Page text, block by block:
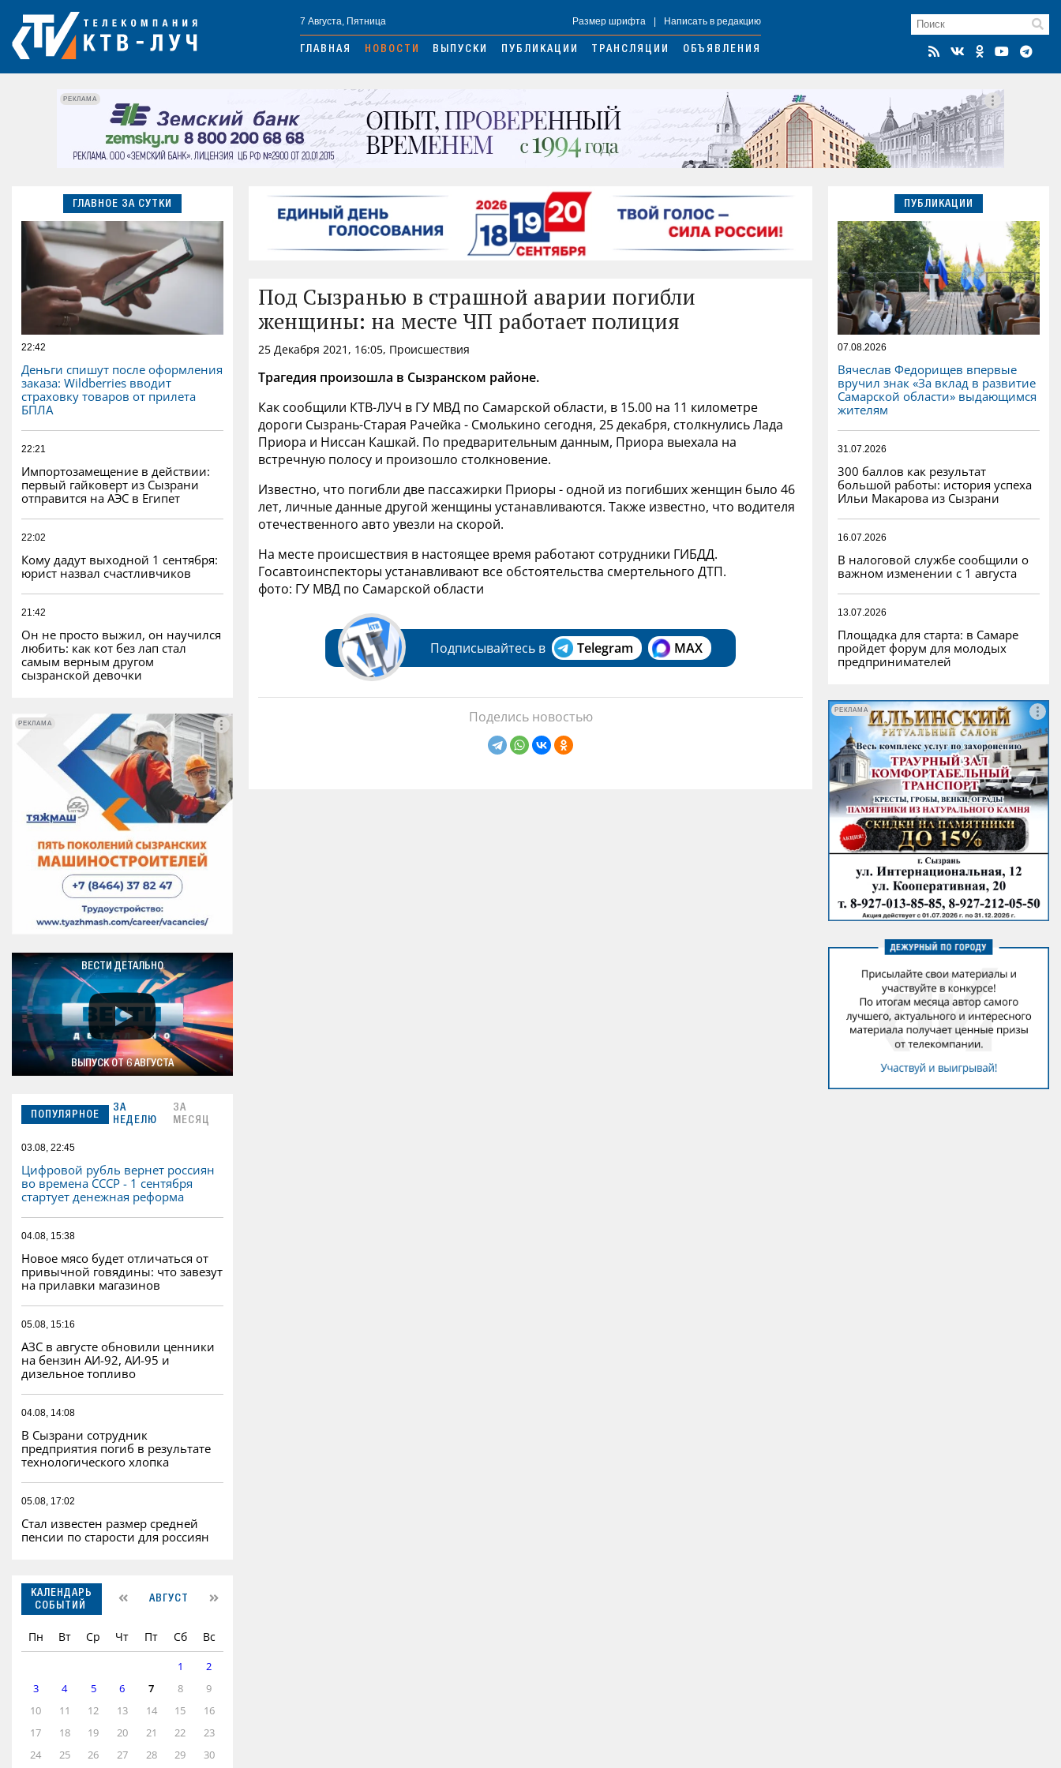
7 Августа, Пятница Размер шрифта Написать в редакцию
ГЛАВНАЯ НОВОСТИ ВЫПУСКИ ПУБЛИКАЦИИ ТРАНСЛЯЦИИ ОБЪЯВЛЕНИЯ
РЕКЛАМА
ГЛАВНОЕ ЗА СУТКИ
22:42
Деньги спишут после оформления
заказа: Wildberries вводит
страховку товаров от прилета
БПЛА
22:21
Импортозамещение в действии:
первый гайковерт из Сызрани
отправится на АЭС в Египет
22:02
Кому дадут выходной 1 сентября:
юрист назвал счастливчиков
21:42
Он не просто выжил, он научился
любить: как кот без лап стал
самым верным другом
сызранской девочки
РЕКЛАМА РЕКЛАМА
ВЕСТИ ДЕТАЛЬНО
ВЫПУСК ОТ 6 АВГУСТА
ПОПУЛЯРНОЕ
ЗА
НЕДЕЛЮ
ЗА
МЕСЯЦ
03.08, 22:45
Цифровой рубль вернет россиян
во времена СССР - 1 сентября
стартует денежная реформа
04.08, 15:38
Новое мясо будет отличаться от
привычной говядины: что завезут
на прилавки магазинов
05.08, 15:16
АЗС в августе обновили ценники
на бензин АИ-92, АИ-95 и
дизельное топливо
04.08, 14:08
В Сызрани сотрудник
предприятия погиб в результате
технологического хлопка
05.08, 17:02
Стал известен размер средней
пенсии по старости для россиян
КАЛЕНДАРЬ
СОБЫТИЙ
АВГУСТ
Пн Вт Ср Чт Пт Сб Вс
1
2
3
4 5 6 7 8
9
10
11 12 13 14 15
16
17
18 19 20 21 22
23
24
25 26 27 28 29 30
Под Сызранью в страшной аварии погибли
женщины: на месте ЧП работает полиция
25 Декабря 2021, 16:05, Происшествия
Трагедия произошла в Сызранском районе.
Как сообщили КТВ-ЛУЧ в ГУ МВД по Самарской области, в 15.00 на 11 километре
дороги Сызрань-Старая Рачейка - Смолькино сегодня, 25 декабря, столкнулись Лада
Приора и Ниссан Кашкай. По предварительным данным, Приора выехала на
встречную полосу и произошло столкновение.
Известно, что погибли две пассажирки Приоры - одной из погибших женщин было 46
лет, личные данные другой женщины устанавливаются. Также известно, что водителя
отечественного авто увезли на скорой.
На месте происшествия в настоящее время работают сотрудники ГИБДД.
Госавтоинспекторы устанавливают все обстоятельства смертельного ДТП.
фото: ГУ МВД по Самарской области
Подписывайтесь в Telegram MAX
Поделись новостью
ПУБЛИКАЦИИ
07.08.2026
Вячеслав Федорищев впервые
вручил знак «За вклад в развитие
Самарской области» выдающимся
жителям
31.07.2026
300 баллов как результат
большой работы: история успеха
Ильи Макарова из Сызрани
16.07.2026
В налоговой службе сообщили о
важном изменении с 1 августа
13.07.2026
Площадка для старта: в Самаре
пройдет форум для молодых
предпринимателей
РЕКЛАМА